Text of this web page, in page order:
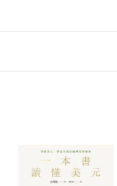
者，所以他給自己
畫法，將武俠漫畫
第2條第5款之規定
點選「瀏覽訂單明細」
付款方式
Payment